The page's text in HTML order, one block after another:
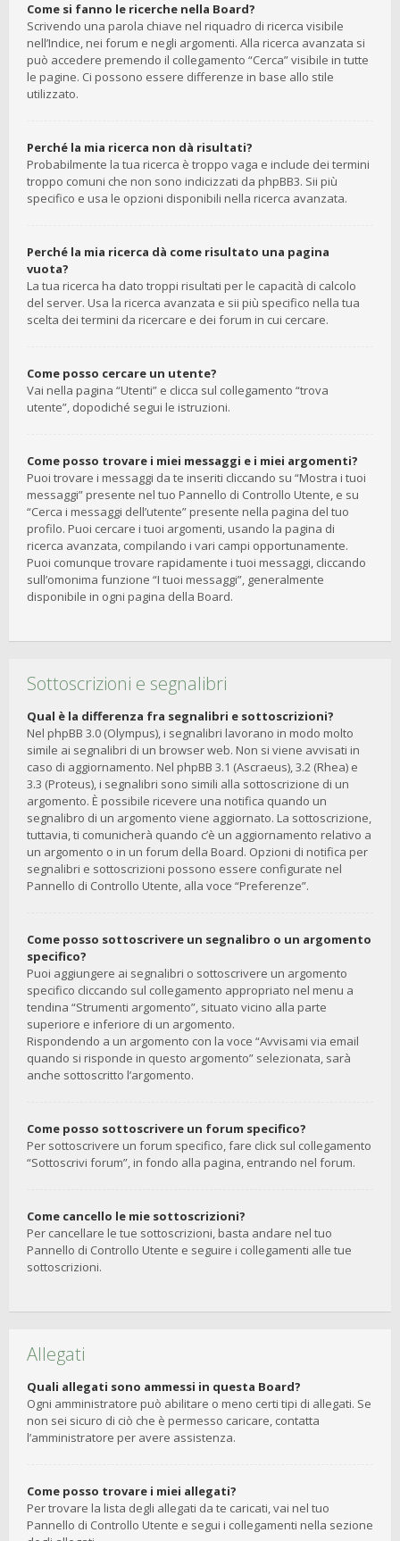
Come si fanno le ricerche nella Board?
Scrivendo una parola chiave nel riquadro di ricerca visibile
nell’Indice, nei forum e negli argomenti. Alla ricerca avanzata si
può accedere premendo il collegamento “Cerca” visibile in tutte
le pagine. Ci possono essere differenze in base allo stile
utilizzato.
Perché la mia ricerca non dà risultati?
Probabilmente la tua ricerca è troppo vaga e include dei termini
troppo comuni che non sono indicizzati da phpBB3. Sii più
specifico e usa le opzioni disponibili nella ricerca avanzata.
Perché la mia ricerca dà come risultato una pagina
vuota?
La tua ricerca ha dato troppi risultati per le capacità di calcolo
del server. Usa la ricerca avanzata e sii più specifico nella tua
scelta dei termini da ricercare e dei forum in cui cercare.
Come posso cercare un utente?
Vai nella pagina “Utenti” e clicca sul collegamento “trova
utente”, dopodiché segui le istruzioni.
Come posso trovare i miei messaggi e i miei argomenti?
Puoi trovare i messaggi da te inseriti cliccando su “Mostra i tuoi
messaggi” presente nel tuo Pannello di Controllo Utente, e su
“Cerca i messaggi dell’utente” presente nella pagina del tuo
profilo. Puoi cercare i tuoi argomenti, usando la pagina di
ricerca avanzata, compilando i vari campi opportunamente.
Puoi comunque trovare rapidamente i tuoi messaggi, cliccando
sull’omonima funzione “I tuoi messaggi”, generalmente
disponibile in ogni pagina della Board.
Sottoscrizioni e segnalibri
Qual è la differenza fra segnalibri e sottoscrizioni?
Nel phpBB 3.0 (Olympus), i segnalibri lavorano in modo molto
simile ai segnalibri di un browser web. Non si viene avvisati in
caso di aggiornamento. Nel phpBB 3.1 (Ascraeus), 3.2 (Rhea) e
3.3 (Proteus), i segnalibri sono simili alla sottoscrizione di un
argomento. È possibile ricevere una notifica quando un
segnalibro di un argomento viene aggiornato. La sottoscrizione,
tuttavia, ti comunicherà quando c’è un aggiornamento relativo a
un argomento o in un forum della Board. Opzioni di notifica per
segnalibri e sottoscrizioni possono essere configurate nel
Pannello di Controllo Utente, alla voce “Preferenze”.
Come posso sottoscrivere un segnalibro o un argomento
specifico?
Puoi aggiungere ai segnalibri o sottoscrivere un argomento
specifico cliccando sul collegamento appropriato nel menu a
tendina “Strumenti argomento”, situato vicino alla parte
superiore e inferiore di un argomento.
Rispondendo a un argomento con la voce “Avvisami via email
quando si risponde in questo argomento” selezionata, sarà
anche sottoscritto l’argomento.
Come posso sottoscrivere un forum specifico?
Per sottoscrivere un forum specifico, fare click sul collegamento
“Sottoscrivi forum”, in fondo alla pagina, entrando nel forum.
Come cancello le mie sottoscrizioni?
Per cancellare le tue sottoscrizioni, basta andare nel tuo
Pannello di Controllo Utente e seguire i collegamenti alle tue
sottoscrizioni.
Allegati
Quali allegati sono ammessi in questa Board?
Ogni amministratore può abilitare o meno certi tipi di allegati. Se
non sei sicuro di ciò che è permesso caricare, contatta
l’amministratore per avere assistenza.
Come posso trovare i miei allegati?
Per trovare la lista degli allegati da te caricati, vai nel tuo
Pannello di Controllo Utente e segui i collegamenti nella sezione